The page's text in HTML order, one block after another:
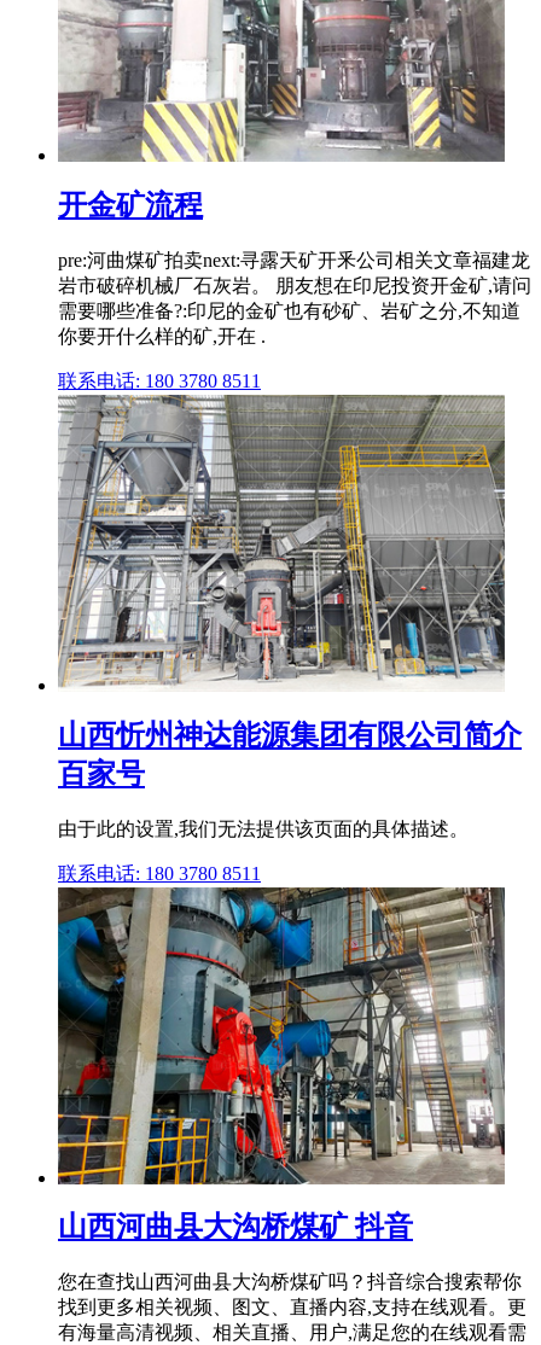
开金矿流程
pre:河曲煤矿拍卖next:寻露天矿开釆公司相关文章福建龙
岩市破碎机械厂石灰岩。 朋友想在印尼投资开金矿,请问
需要哪些准备?:印尼的金矿也有砂矿、岩矿之分,不知道
你要开什么样的矿,开在 .
联系电话: 180 3780 8511
山西忻州神达能源集团有限公司简介
百家号
由于此的设置,我们无法提供该页面的具体描述。
联系电话: 180 3780 8511
山西河曲县大沟桥煤矿 抖音
您在查找山西河曲县大沟桥煤矿吗？抖音综合搜索帮你
找到更多相关视频、图文、直播内容,支持在线观看。更
有海量高清视频、相关直播、用户,满足您的在线观看需